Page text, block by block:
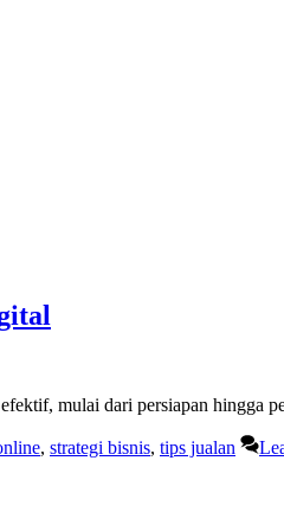
mulai dari persiapan hingga
, strategi bisnis, tips jualan